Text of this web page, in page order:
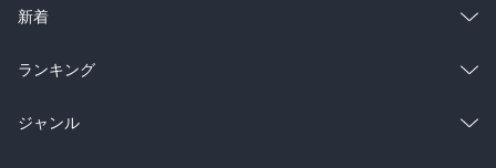
ラノベ
雑誌・グラビア
BL・TL
総合
ラノベ
雑誌・グラビア
新着
総合
ラノベ
ランキング
総合
ジャンル